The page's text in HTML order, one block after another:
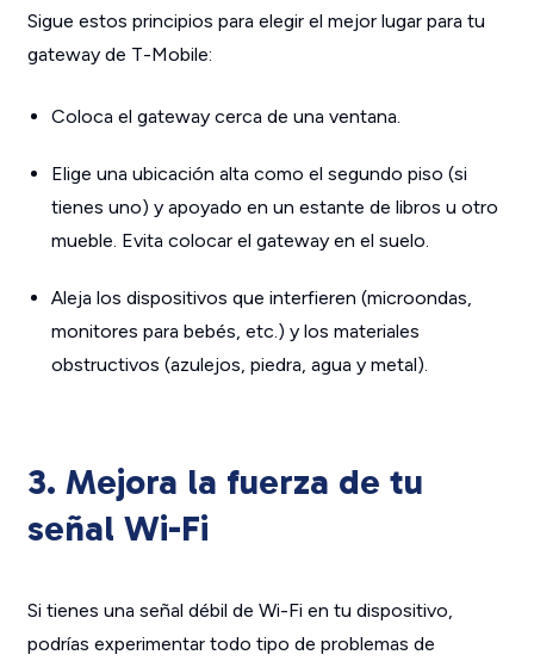
Sigue estos principios para elegir el mejor lugar para tu
gateway de T-Mobile:
Coloca el gateway cerca de una ventana.
Elige una ubicación alta como el segundo piso (si
tienes uno) y apoyado en un estante de libros u otro
mueble. Evita colocar el gateway en el suelo.
Aleja los dispositivos que interfieren (microondas,
monitores para bebés, etc.) y los materiales
obstructivos (azulejos, piedra, agua y metal).
3. Mejora la fuerza de tu
señal Wi-Fi
Si tienes una señal débil de Wi-Fi en tu dispositivo,
podrías experimentar todo tipo de problemas de